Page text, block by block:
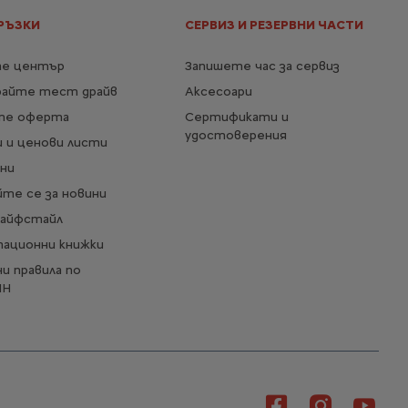
161 Вч/км
/56 998,46 лв. с ДДС
Повече детайли
център
тест драйв
оферта
и ценови листи
се за новини
книжки
правила по
СЕРВИЗ И РЕЗЕРВНИ ЧАСТИ
Запишете час за сервиз
Аксесоари
Сертификати и
удостоверения